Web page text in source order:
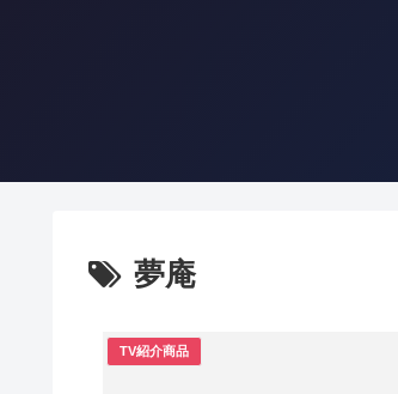
夢庵
TV紹介商品